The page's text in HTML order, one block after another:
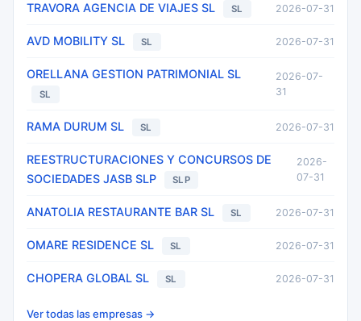
TRAVORA AGENCIA DE VIAJES SL SL 2026-07-31
AVD MOBILITY SL SL 2026-07-31
ORELLANA GESTION PATRIMONIAL SL
SL
2026-07-
31
RAMA DURUM SL SL 2026-07-31
REESTRUCTURACIONES Y CONCURSOS DE
SOCIEDADES JASB SLP
SLP
2026-
07-31
ANATOLIA RESTAURANTE BAR SL SL 2026-07-31
OMARE RESIDENCE SL SL 2026-07-31
CHOPERA GLOBAL SL SL 2026-07-31
Ver todas las empresas →